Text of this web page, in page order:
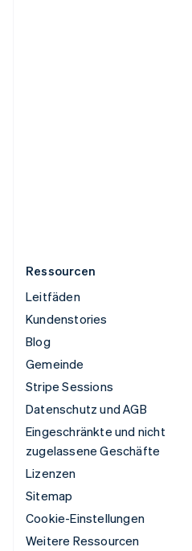
Ressourcen
Leitfäden
Kundenstories
Blog
Gemeinde
Stripe Sessions
Datenschutz und AGB
Eingeschränkte und nicht
zugelassene Geschäfte
Lizenzen
Sitemap
Cookie-Einstellungen
Weitere Ressourcen